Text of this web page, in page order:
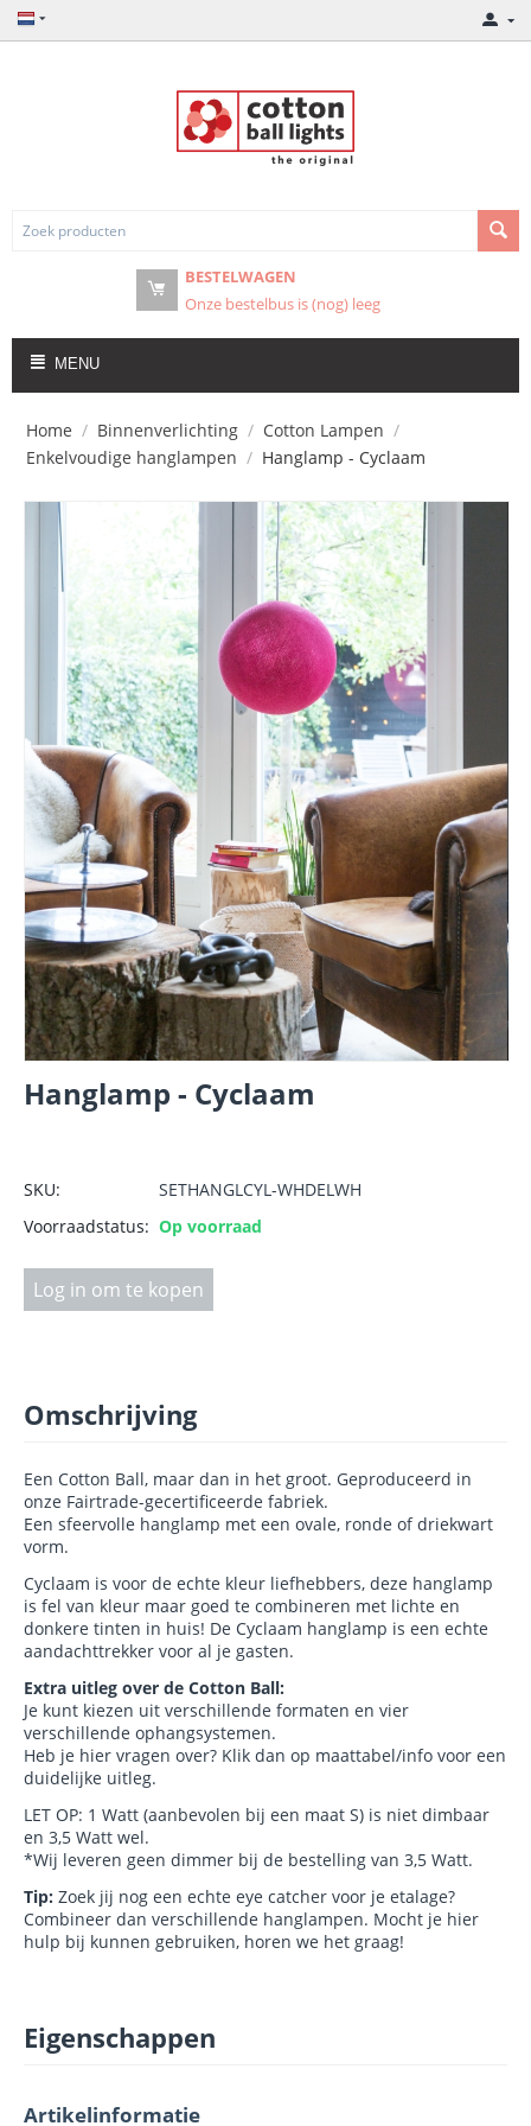
BESTELWAGEN
Onze bestelbus is (nog) leeg
MENU
Home / Binnenverlichting / Cotton Lampen /
Enkelvoudige hanglampen / Hanglamp - Cyclaam
Hanglamp - Cyclaam
SKU:
SETHANGLCYL-WHDELWH
Voorraadstatus: Op voorraad
Log in om te kopen
Omschrijving
Een Cotton Ball, maar dan in het groot. Geproduceerd in
onze Fairtrade-gecertificeerde fabriek.
Een sfeervolle hanglamp met een ovale, ronde of driekwart
vorm.
Cyclaam is voor de echte kleur liefhebbers, deze hanglamp
is fel van kleur maar goed te combineren met lichte en
donkere tinten in huis! De Cyclaam hanglamp is een echte
aandachttrekker voor al je gasten.
Extra uitleg over de Cotton Ball:
Je kunt kiezen uit verschillende formaten en vier
verschillende ophangsystemen.
Heb je hier vragen over? Klik dan op maattabel/info voor een
duidelijke uitleg.
LET OP: 1 Watt (aanbevolen bij een maat S) is niet dimbaar
en 3,5 Watt wel.
*Wij leveren geen dimmer bij de bestelling van 3,5 Watt.
Tip: Zoek jij nog een echte eye catcher voor je etalage?
Combineer dan verschillende hanglampen. Mocht je hier
hulp bij kunnen gebruiken, horen we het graag!
Eigenschappen
Artikelinformatie